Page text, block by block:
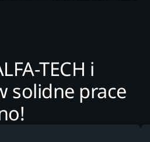
TECH i
solidne prace